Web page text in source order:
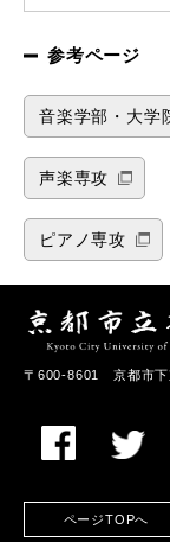
参考ページ
音楽学部・大学
声楽専攻
ピアノ専攻
〒600-8601 京都市下
ページTOPへ